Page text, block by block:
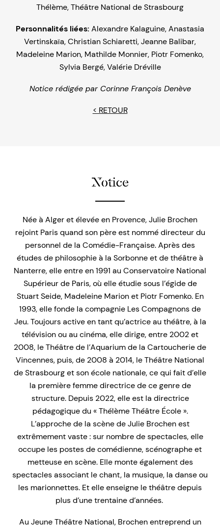
Thélème,Théâtre National de Strasbourg
Personnalités liées: Alexandre Kalaguine,Anastasia
Vertinskaïa,Christian Schiaretti,Jeanne Balibar,
Madeleine Marion, Mathilde Monnier, Piotr Fomenko,
Sylvia Bergé,Valérie Dréville
Notice rédigée par Corinne François Denève
< RETOUR
Notice
Née à Alger et élevée en Provence, Julie Brochen
rejoint Paris quand son père est nommé directeur du
personnel de la Comédie-Française. Après des
études de philosophie à la Sorbonne et de théâtre à
Nanterre, elle entre en 1991 au Conservatoire National
Supérieur de Paris, où elle étudie sous l’égide de
Stuart Seide, Madeleine Marion et Piotr Fomenko. En
1993, elle fonde la compagnie Les Compagnons de
Jeu. Toujours active en tant qu’actrice au théâtre, à la
télévision ou au cinéma, elle dirige, entre 2002 et
2008, le Théâtre de l’Aquarium de la Cartoucherie de
Vincennes, puis, de 2008 à 2014, le Théâtre National
de Strasbourg et son école nationale, ce qui fait d’elle
la première femme directrice de ce genre de
structure. Depuis 2022, elle est la directrice
pédagogique du « Thélème Théâtre École ».
L’approche de la scène de Julie Brochen est
extrêmement vaste : sur nombre de spectacles, elle
occupe les postes de comédienne, scénographe et
metteuse en scène. Elle monte également des
spectacles associant le chant, la musique, la danse ou
les marionnettes. Et elle enseigne le théâtre depuis
plus d’une trentaine d’années.
Au Jeune Théâtre National, Brochen entreprend un